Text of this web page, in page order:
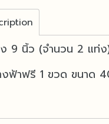
9 นิ้ว (จำนวน 2 แท่
ฟ้าฟรี 1 ขวด ขนาด